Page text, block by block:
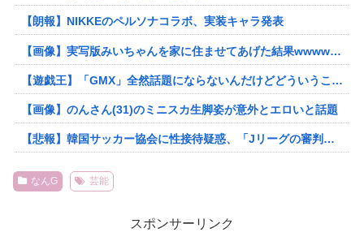
【朗報】NIKKEのペルソナコラボ、実装キャラ発表
【画像】実写版みいちゃんを家に住ませてあげた結果wwwwwwww
【遊戯王】「GMX」全然話題にならないんだけどどういうこと？
【画像】のんさん(31)のミニスカ生脚姿が意外とエロいと話題
【悲報】韓国サッカー協会に性接待疑惑、「Jリーグの審判を統括する人物」も含まれると報道
なんG 芸能
スポンサーリンク